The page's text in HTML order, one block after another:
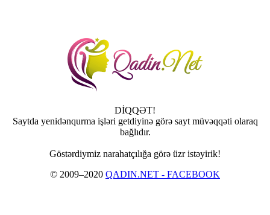
DİQQƏT!
Saytda yenidənqurma işləri getdiyinə görə sayt müvəqqəti olaraq
bağlıdır.
Göstərdiymiz narahatçılığa görə üzr istəyirik!
© 2009–2020 QADIN.NET - FACEBOOK